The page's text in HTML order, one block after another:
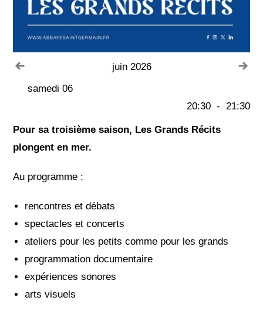
Voir le mois précédentjuin 2026
samedi 06
20:30 - 21:30
Pour sa troisième saison, Les Grands Récits
plongent en mer.
Au programme :
rencontres et débats
spectacles et concerts
ateliers pour les petits comme pour les grands
programmation documentaire
expériences sonores
arts visuels